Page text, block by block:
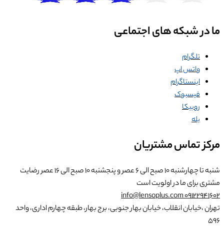
ما در شبکه های اجتماعی
تلگرام
واتس اپ
اینستاگرام
فیسبوک
روبیکا
بله
مرکز تماس مشتریان
شنبه تا چهارشنبه ۱۰ صبح الی ۶ عصر و پنجشنبه ۱۰ صبح الی ۱۶ عصر
رضایت
مشتری برای ما در اولویت است
۰۹۱۲۲۹۴۱۶۰۲info@lensoplus.com
تهران ،خیابان انقلاب، خیابان بهار جنوبی، برج بهار، طبقه چهارم اداری، واحد
۵۹۶